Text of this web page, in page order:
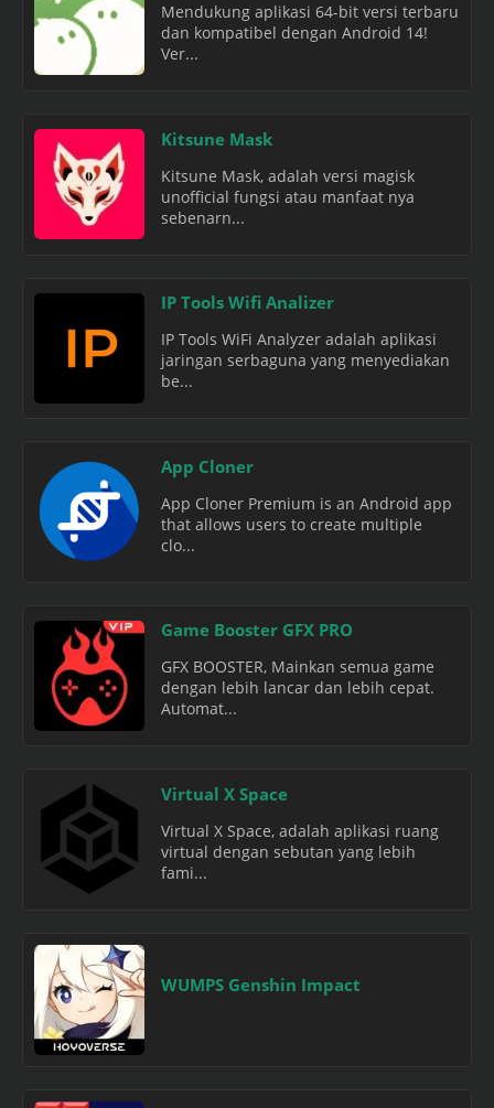
Mendukung aplikasi 64-bit versi terbaru
dan kompatibel dengan Android 14!
Ver...
Kitsune Mask
Kitsune Mask, adalah versi magisk
unofficial fungsi atau manfaat nya
sebenarn...
IP Tools Wifi Analizer
IP Tools WiFi Analyzer adalah aplikasi
jaringan serbaguna yang menyediakan
be...
App Cloner
App Cloner Premium is an Android app
that allows users to create multiple
clo...
Game Booster GFX PRO
GFX BOOSTER, Mainkan semua game
dengan lebih lancar dan lebih cepat.
Automat...
Virtual X Space
Virtual X Space, adalah aplikasi ruang
virtual dengan sebutan yang lebih
fami...
WUMPS Genshin Impact